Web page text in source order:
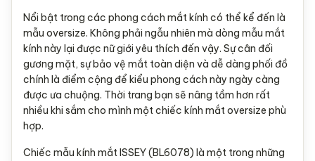
Nổi bật trong các phong cách mắt kính có thể kể đến là
mẫu oversize. Không phải ngẫu nhiên mà dòng mẫu mắt
kính này lại được nữ giới yêu thích đến vậy. Sự cân đối
gương mặt, sự bảo vệ mắt toàn diện và dễ dàng phối đồ
chính là điểm cộng để kiểu phong cách này ngày càng
được ưa chuộng. Thời trang bạn sẽ nâng tầm hơn rất
nhiều khi sắm cho mình một chiếc kính mắt oversize phù
hợp.
Chiếc mẫu kính mắt ISSEY (BL6078) là một trong những